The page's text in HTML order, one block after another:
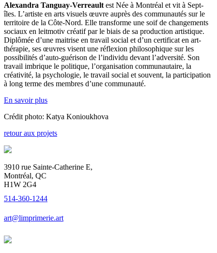
Alexandra Tanguay-Verreault est Née à Montréal et vit à Sept-
îles. L’artiste en arts visuels œuvre auprès des communautés sur le
territoire de la Côte-Nord. Elle transforme une soif de changements
sociaux en leitmotiv créatif par le biais de sa production artistique.
Diplômée d’une maitrise en travail social et d’un certificat en art-
thérapie, ses œuvres visent une réflexion philosophique sur les
possibilités d’auto-guérison de l’individu devant l’adversité. Son
travail imbrique le politique, l’organisation communautaire, la
créativité, la psychologie, le travail social et souvent, la participation
à long terme des membres d’une communauté.
En savoir plus
Crédit photo: Katya Konioukhova
retour aux projets
3910 rue Sainte-Catherine E,
Montréal, QC
H1W 2G4
514-360-1244
art@limprimerie.art